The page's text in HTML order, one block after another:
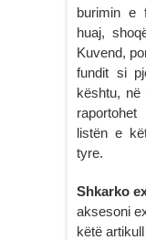
burimin e
huaj,
Kuvend,
fundit si
kështu, në
listën e
tyre.
Shkarko
aksesoni
këtë